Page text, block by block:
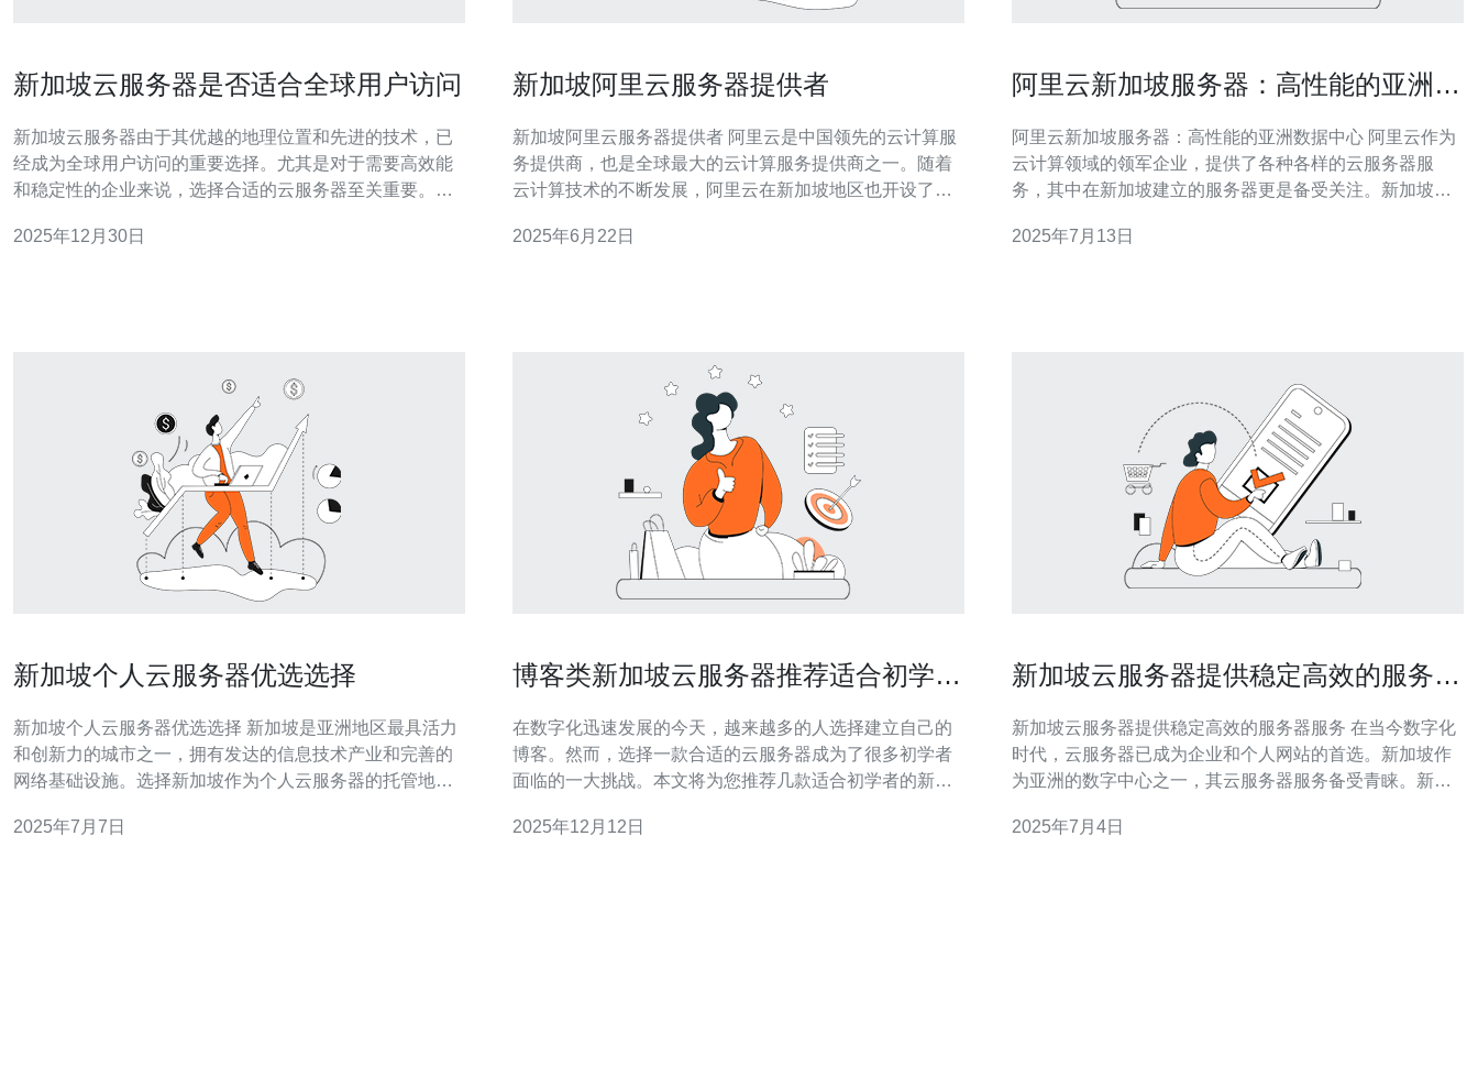
新加坡云服务器是否适合全球用户访问
新加坡云服务器由于其优越的地理位置和先进的技术，已
经成为全球用户访问的重要选择。尤其是对于需要高效能
和稳定性的企业来说，选择合适的云服务器至关重要。本
为理想的服务提供商，以满足全球用户的需求。 新加坡云
2025年12月30日
新加坡阿里云服务器提供者
新加坡阿里云服务器提供者 阿里云是中国领先的云计算服
务提供商，也是全球最大的云计算服务提供商之一。随着
云计算技术的不断发展，阿里云在新加坡地区也开设了服
为全球云计算领域的领军企业，阿里云在新加坡地区拥有
2025年6月22日
阿里云新加坡服务器：高性能的亚洲数
阿里云新加坡服务器：高性能的亚洲数据中心 阿里云作为
云计算领域的领军企业，提供了各种各样的云服务器服
务，其中在新加坡建立的服务器更是备受关注。新加坡作
施，成为了众多企业选择建立数据中心的理想之地。 阿里
2025年7月13日
新加坡个人云服务器优选选择
新加坡个人云服务器优选选择 新加坡是亚洲地区最具活力
和创新力的城市之一，拥有发达的信息技术产业和完善的
网络基础设施。选择新加坡作为个人云服务器的托管地
新加坡个人云服务器提供各种不同的服务，包括虚拟服务
2025年7月7日
博客类新加坡云服务器推荐适合初学者
在数字化迅速发展的今天，越来越多的人选择建立自己的
博客。然而，选择一款合适的云服务器成为了很多初学者
面临的一大挑战。本文将为您推荐几款适合初学者的新加
合自己的解决方案。 新加坡云服务器有哪些优势？ 选择新
2025年12月12日
新加坡云服务器提供稳定高效的服务器
新加坡云服务器提供稳定高效的服务器服务 在当今数字化
时代，云服务器已成为企业和个人网站的首选。新加坡作
为亚洲的数字中心之一，其云服务器服务备受青睐。新加
了优质的服务器服务。 新加坡云服务器有以下几个主要优
2025年7月4日